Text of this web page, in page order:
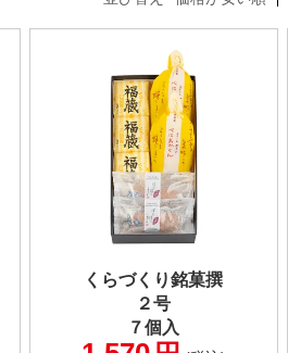
くらづくり銘菓撰
２号
７個入